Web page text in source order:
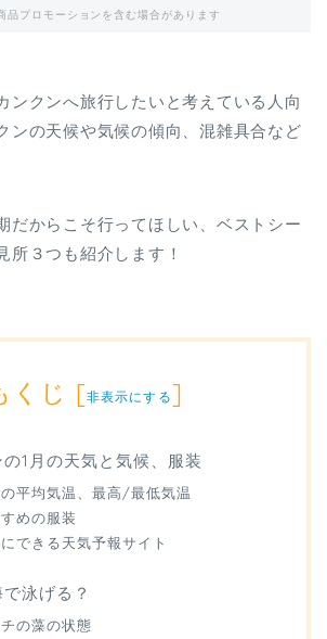
品プロモーションを含む場合があります
ンクンへ旅行したいと考えている人向
ンの天候や気候の傾向、混雑具合など
だからこそ行ってほしい、ベストシー
所３つも紹介します！
くじ [非表示にする]
の1月の天気と気候、服装
の平均気温、最高/最低気温
めの服装
できる天気予報サイト
泳げる？
の藻の状態